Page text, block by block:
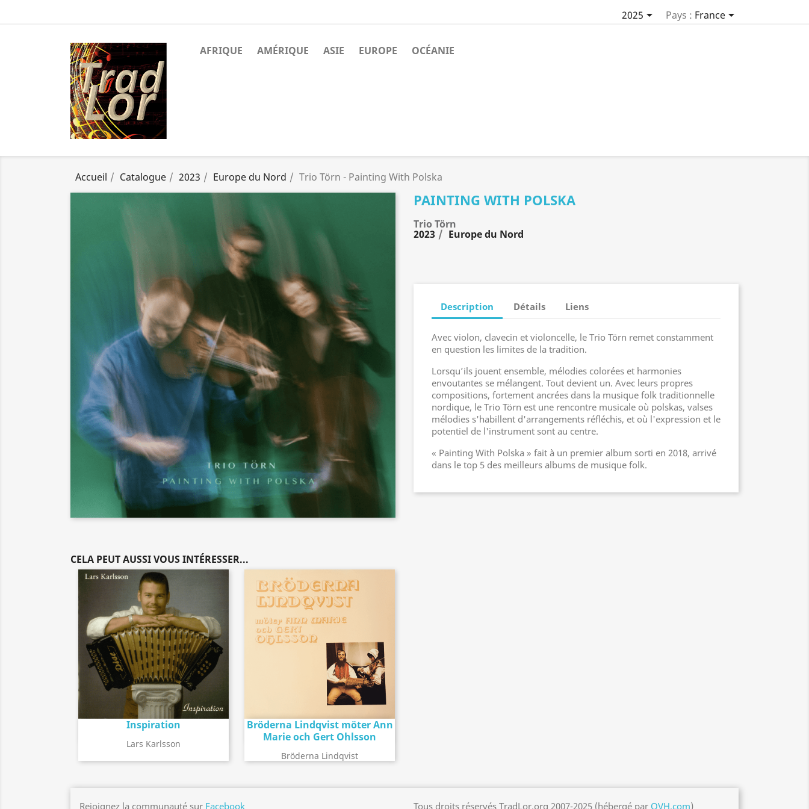
2025 Pays : France
AFRIQUE AMÉRIQUE ASIE EUROPE OCÉANIE
Accueil Catalogue 2023 Europe du Nord Trio Törn - Painting With Polska
PAINTING WITH POLSKA
Trio Törn
2023 Europe du Nord
Description Détails Liens
Avec violon, clavecin et violoncelle, le Trio Törn remet constamment
en question les limites de la tradition.
Lorsqu’ils jouent ensemble, mélodies colorées et harmonies
envoutantes se mélangent. Tout devient un. Avec leurs propres
compositions, fortement ancrées dans la musique folk traditionnelle
nordique, le Trio Törn est une rencontre musicale où polskas, valses
mélodies s'habillent d'arrangements réfléchis, et où l'expression et le
potentiel de l'instrument sont au centre.
« Painting With Polska » fait à un premier album sorti en 2018, arrivé
dans le top 5 des meilleurs albums de musique folk.
CELA PEUT AUSSI VOUS INTÉRESSER...
Inspiration
Lars Karlsson
Détail de l'album
Bröderna Lindqvist möter Ann
Marie och Gert Ohlsson
Bröderna Lindqvist
searchDétail de l'album
Rejoignez la communauté sur Facebook Tous droits réservés TradLor.org 2007-2025 (hébergé par OVH.com)